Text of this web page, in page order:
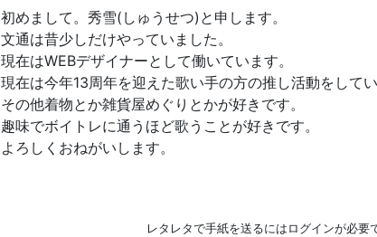
初めまして。秀雪(しゅうせつ)と申します。
文通は昔少しだけやっていました。
現在はWEBデザイナーとして働いています。
現在は今年13周年を迎えた歌い手の方の推し活動をしてい
その他着物とか雑貨屋めぐりとかが好きです。
趣味でボイトレに通うほど歌うことが好きです。
よろしくおねがいします。
レタレタで手紙を送るにはログインが必要